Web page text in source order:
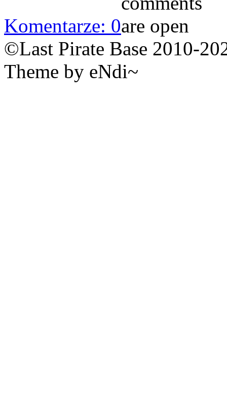
Komentarze: 0
©Last Pirate Base 2010-
Theme by eNdi~